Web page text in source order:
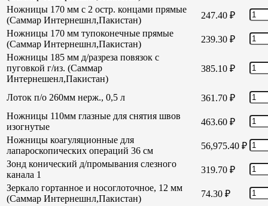
Ножницы 170 мм с 2 остр. концами прямые
(Саммар Интернешнл,Пакистан)
247.40 ₽
Ножницы 170 мм тупоконечные прямые
(Саммар Интернешнл,Пакистан)
239.30 ₽
Ножницы 185 мм д/разреза повязок с
пуговкой г/из. (Саммар
Интернешенл,Пакистан)
385.10 ₽
Лоток п/о 260мм нерж., 0,5 л 361.70 ₽
Ножницы 110мм глазные для снятия швов
изогнутые
463.60 ₽
Ножницы коагуляционные для
лапароскопических операций 36 см
56,975.40 ₽
Зонд конический д/промывания слезного
канала 1
319.70 ₽
Зеркало гортанное и носоглоточное, 12 мм
(Саммар Интернешнл,Пакистан)
74.30 ₽